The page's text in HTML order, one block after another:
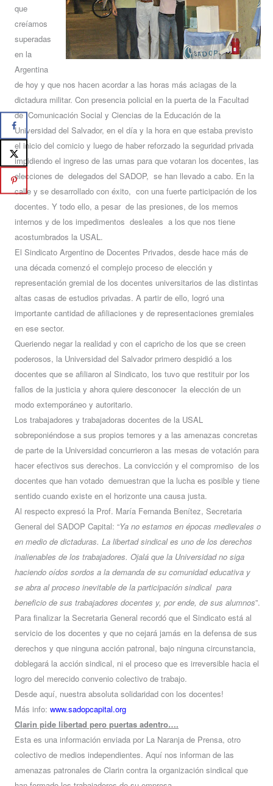
que
creíamos
superadas
en la
Argentina
de hoy y que nos hacen acordar a las horas más aciagas de la
dictadura militar. Con presencia policial en la puerta de la Facultad
de Comunicación Social y Ciencias de la Educación de la
Universidad del Salvador, en el día y la hora en que estaba previsto
el inicio del comicio y luego de haber reforzado la seguridad privada
impidiendo el ingreso de las urnas para que votaran los docentes, las
elecciones de delegados del SADOP, se han llevado a cabo. En la
calle y se desarrollado con éxito, con una fuerte participación de los
docentes. Y todo ello, a pesar de las presiones, de los memos
internos y de los impedimentos desleales a los que nos tiene
acostumbrados la USAL.
El Sindicato Argentino de Docentes Privados, desde hace más de
una década comenzó el complejo proceso de elección y
representación gremial de los docentes universitarios de las distintas
altas casas de estudios privadas. A partir de ello, logró una
importante cantidad de afiliaciones y de representaciones gremiales
en ese sector.
Queriendo negar la realidad y con el capricho de los que se creen
poderosos, la Universidad del Salvador primero despidió a los
docentes que se afiliaron al Sindicato, los tuvo que restituir por los
fallos de la justicia y ahora quiere desconocer la elección de un
modo extemporáneo y autoritario.
Los trabajadores y trabajadoras docentes de la USAL
sobreponiéndose a sus propios temores y a las amenazas concretas
de parte de la Universidad concurrieron a las mesas de votación para
hacer efectivos sus derechos. La convicción y el compromiso de los
docentes que han votado demuestran que la lucha es posible y tiene
sentido cuando existe en el horizonte una causa justa.
Al respecto expresó la Prof. María Fernanda Benítez, Secretaria
General del SADOP Capital: “Ya no estamos en épocas medievales o
en medio de dictaduras. La libertad sindical es uno de los derechos
inalienables de los trabajadores. Ojalá que la Universidad no siga
haciendo oídos sordos a la demanda de su comunidad educativa y
se abra al proceso inevitable de la participación sindical para
beneficio de sus trabajadores docentes y, por ende, de sus alumnos”.
Para finalizar la Secretaria General recordó que el Sindicato está al
servicio de los docentes y que no cejará jamás en la defensa de sus
derechos y que ninguna acción patronal, bajo ninguna circunstancia,
doblegará la acción sindical, ni el proceso que es irreversible hacia el
logro del merecido convenio colectivo de trabajo.
Desde aquí, nuestra absoluta solidaridad con los docentes!
Más info: www.sadopcapital.org
Clarin pide libertad pero puertas adentro….
Esta es una información enviada por La Naranja de Prensa, otro
colectivo de medios independientes. Aquí nos informan de las
amenazas patronales de Clarin contra la organización sindical que